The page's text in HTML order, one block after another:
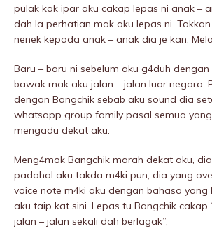
pulak kak ipar aku cakap lepas ni anak –
dah la perhatian mak aku lepas ni.
nenek kepada anak – anak dia je kan.
Baru – baru ni sebelum aku g4duh dengan
bawak mak aku jalan – jalan luar negara.
dengan Bangchik sebab aku sound dia
whatsapp group family pasal semua
mengadu dekat aku.
Meng4mok Bangchik marah dekat aku,
padahal aku takda m4ki pun, dia yang
voice note m4ki aku dengan bahasa yang
aku taip kat sini. Lepas tu Bangchik cakap
jalan – jalan sekali dah berlagak”,